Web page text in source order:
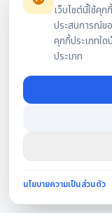
วันที่ทำรายการ แ
รายงานตามมาตรา 59 แ
เว็บไซต์นี้ใช้คุ
ประสบการณ์ข
คุกกี้ประเภทใ
ประเภท
นโยบายความเป็นส่วนตัว